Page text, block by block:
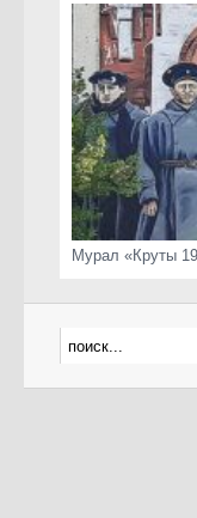
Мурал «Круты